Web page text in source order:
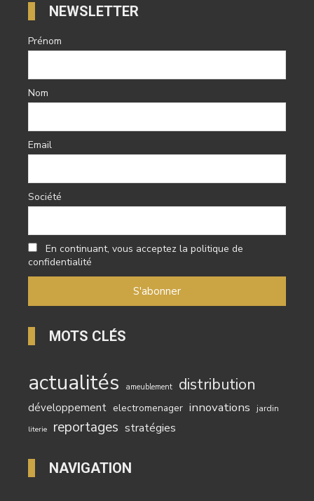
NEWSLETTER
Prénom
Nom
Email
Société
En continuant, vous acceptez la politique de
confidentialité
MOTS CLÉS
actualités ameublement distribution
développement electromenager innovations jardin
literie reportages stratégies
NAVIGATION